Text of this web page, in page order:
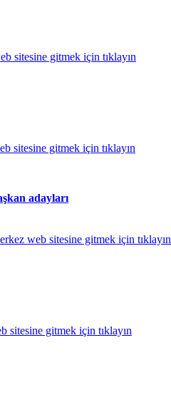
sitesine gitmek için tıklayın
sitesine gitmek için tıklayın
adayları
web sitesine gitmek için tıklayın
sitesine gitmek için tıklayın